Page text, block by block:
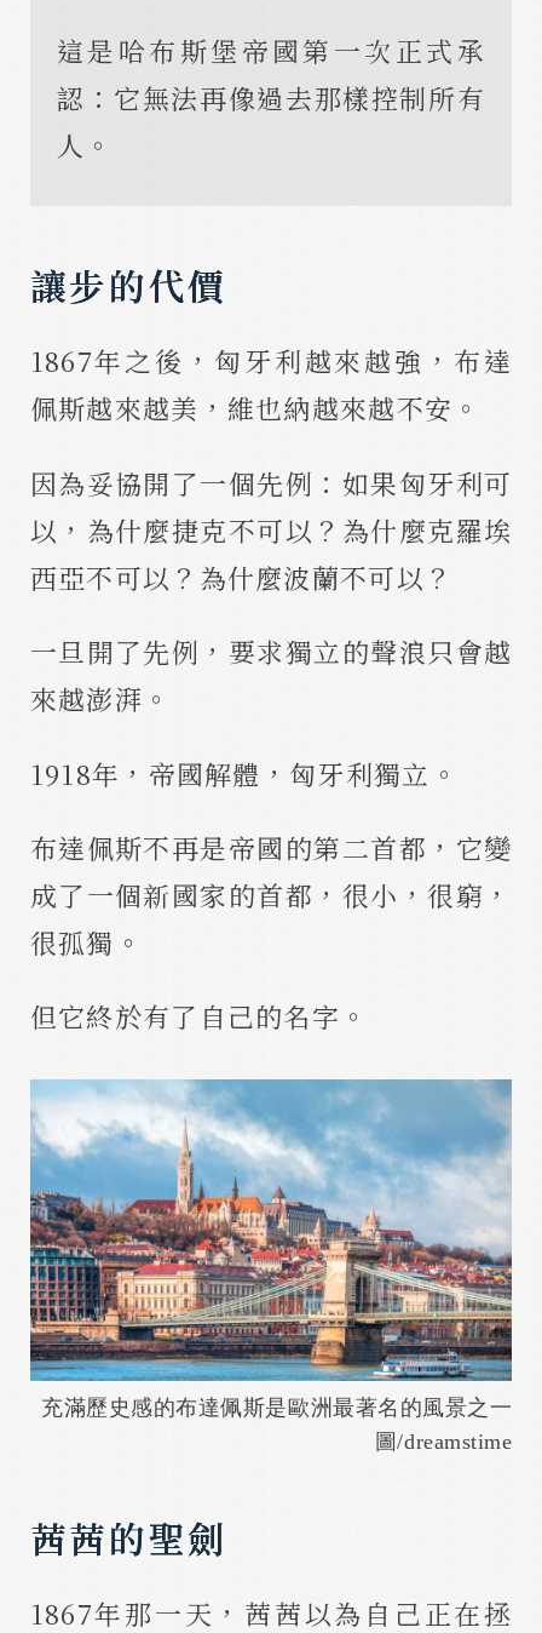
這是哈布斯堡帝國第一次正式承
認：它無法再像過去那樣控制所有
人。
讓步的代價
1867年之後，匈牙利越來越強，布達
佩斯越來越美，維也納越來越不安。
因為妥協開了一個先例：如果匈牙利可
以，為什麼捷克不可以？為什麼克羅埃
西亞不可以？為什麼波蘭不可以？
一旦開了先例，要求獨立的聲浪只會越
來越澎湃。
1918年，帝國解體，匈牙利獨立。
布達佩斯不再是帝國的第二首都，它變
成了一個新國家的首都，很小，很窮，
很孤獨。
但它終於有了自己的名字。
充滿歷史感的布達佩斯是歐洲最著名的風景之一
圖/dreamstime
茜茜的聖劍
1867年那一天，茜茜以為自己正在拯